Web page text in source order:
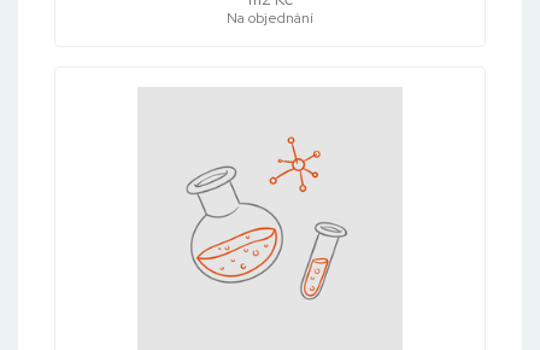
Na objednání